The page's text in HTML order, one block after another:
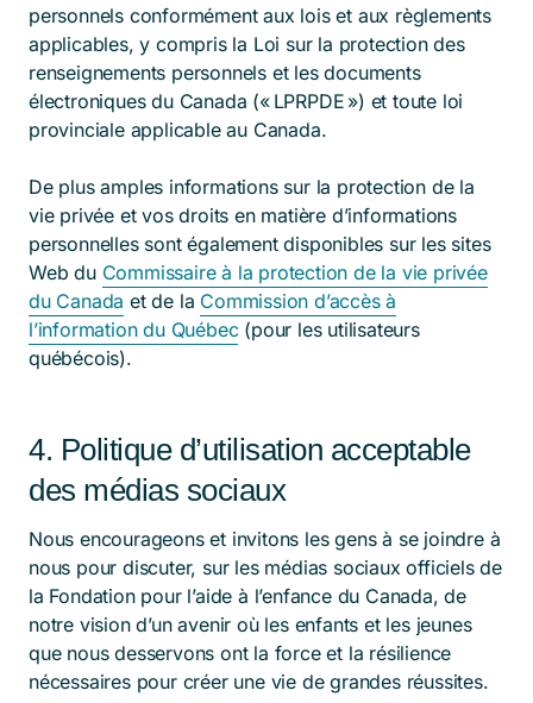
personnels conformément aux lois et aux règlements
applicables, y compris la Loi sur la protection des
renseignements personnels et les documents
électroniques du Canada (« LPRPDE ») et toute loi
provinciale applicable au Canada.
De plus amples informations sur la protection de la
vie privée et vos droits en matière d’informations
personnelles sont également disponibles sur les sites
Web du Commissaire à la protection de la vie privée
du Canada et de la Commission d’accès à
l’information du Québec(pour les utilisateurs
québécois).
4. Politique d’utilisation acceptable
des médias sociaux
Nous encourageons et invitons les gens à se joindre à
nous pour discuter, sur les médias sociaux officiels de
la Fondation pour l’aide à l’enfance du Canada, de
notre vision d’un avenir où les enfants et les jeunes
que nous desservons ont la force et la résilience
nécessaires pour créer une vie de grandes réussites.